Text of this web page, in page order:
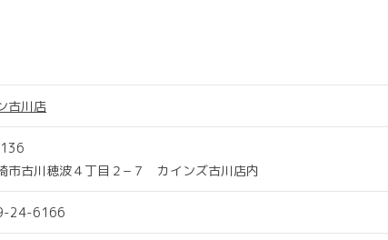
古川店
市古川穂波４丁目２−７ カインズ古川店内
24-6166